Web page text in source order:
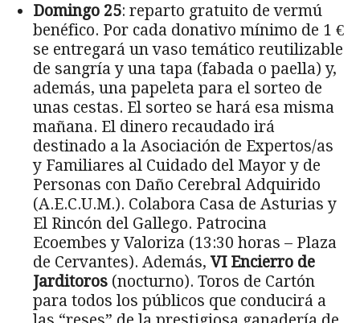
Domingo 25: reparto gratuito de vermú
benéfico. Por cada donativo mínimo de 1 €
se entregará un vaso temático reutilizable
de sangría y una tapa (fabada o paella) y,
además, una papeleta para el sorteo de
unas cestas. El sorteo se hará esa misma
mañana. El dinero recaudado irá
destinado a la Asociación de Expertos/as
y Familiares al Cuidado del Mayor y de
Personas con Daño Cerebral Adquirido
(A.E.C.U.M.). Colabora Casa de Asturias y
El Rincón del Gallego. Patrocina
Ecoembes y Valoriza (13:30 horas – Plaza
de Cervantes). Además,VI Encierro de
Jarditoros (nocturno). Toros de Cartón
para todos los públicos que conducirá a